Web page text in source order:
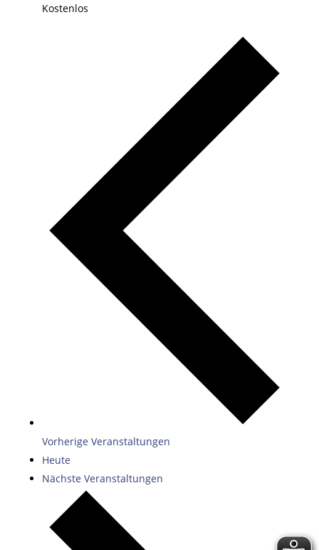
Kostenlos
Vorherige Veranstaltungen
Heute
Nächste Veranstaltungen